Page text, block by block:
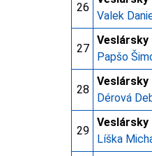
26
Valek
27
Veslársky
Papšo
28
Veslársky
Dérová
29
Veslársky
Líška